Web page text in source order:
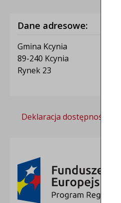
Dane adresowe:
Gmina Kcynia
89-240 Kcynia
Rynek 23
Deklaracja dostępności